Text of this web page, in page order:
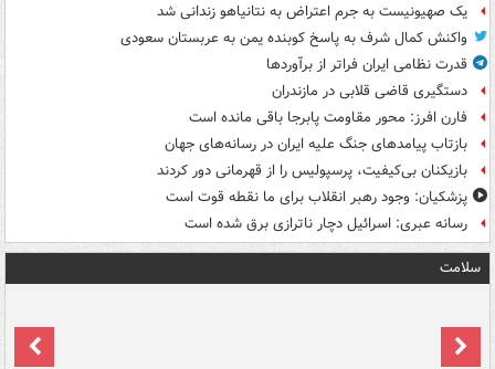
یک صهیونیست به جرم اعتراض به نتانیاهو زندانی شد
واکنش کمال شرف به پاسخ کوبنده یمن به عربستان سعودی
قدرت نظامی ایران فراتر از برآوردها
دستگیری قاضی قلابی در مازندران
فارن افرز: محور مقاومت پابرجا باقی مانده است
بازتاب پیامدهای جنگ علیه ایران در رسانه‌های جهان
بازیکنان بی‌کیفیت، پرسپولیس را از قهرمانی دور کردند
پزشکیان: وجود رهبر انقلاب برای ما نقطه قوت است
رسانه عبری: اسرائیل دچار ناترازی برق شده است
سلامت